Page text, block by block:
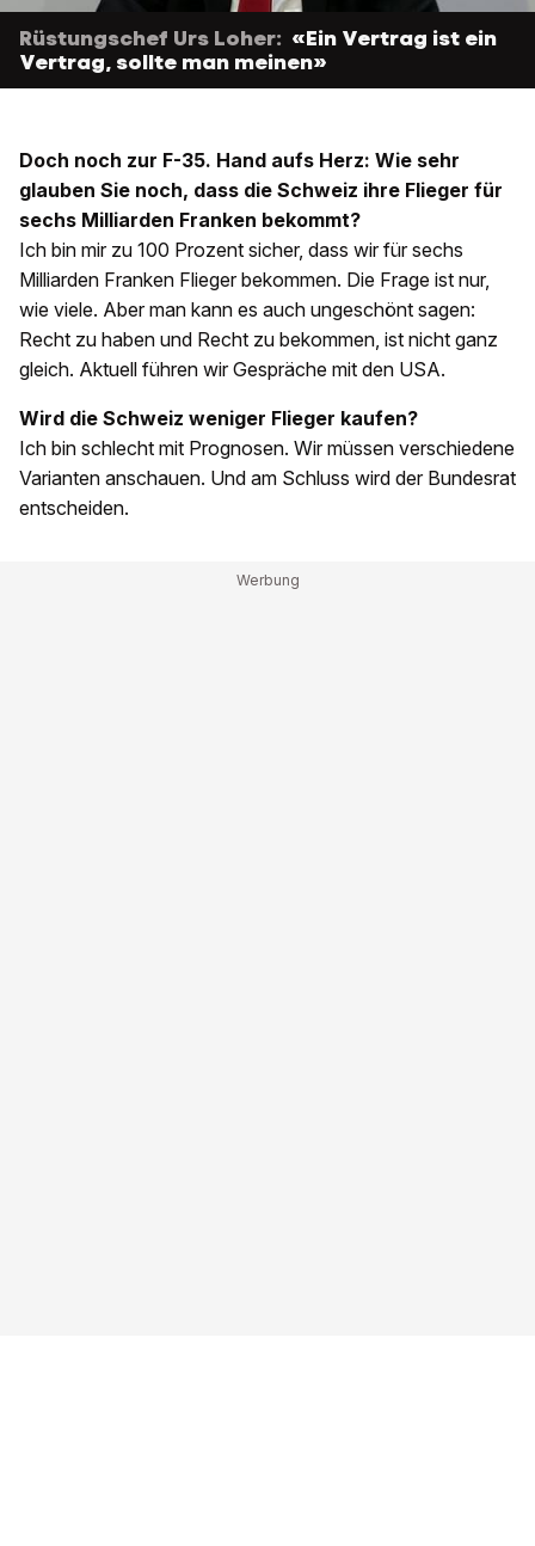
Rüstungschef Urs Loher: «Ein Vertrag ist ein
Vertrag, sollte man meinen»
Doch noch zur F-35. Hand aufs Herz: Wie sehr
glauben Sie noch, dass die Schweiz ihre Flieger für
sechs Milliarden Franken bekommt?
Ich bin mir zu 100 Prozent sicher, dass wir für sechs
Milliarden Franken Flieger bekommen. Die Frage ist nur,
wie viele. Aber man kann es auch ungeschönt sagen:
Recht zu haben und Recht zu bekommen, ist nicht ganz
gleich. Aktuell führen wir Gespräche mit den USA.
Wird die Schweiz weniger Flieger kaufen?
Ich bin schlecht mit Prognosen. Wir müssen verschiedene
Varianten anschauen. Und am Schluss wird der Bundesrat
entscheiden.